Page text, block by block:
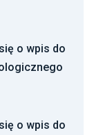
o wpis do
o wpis do